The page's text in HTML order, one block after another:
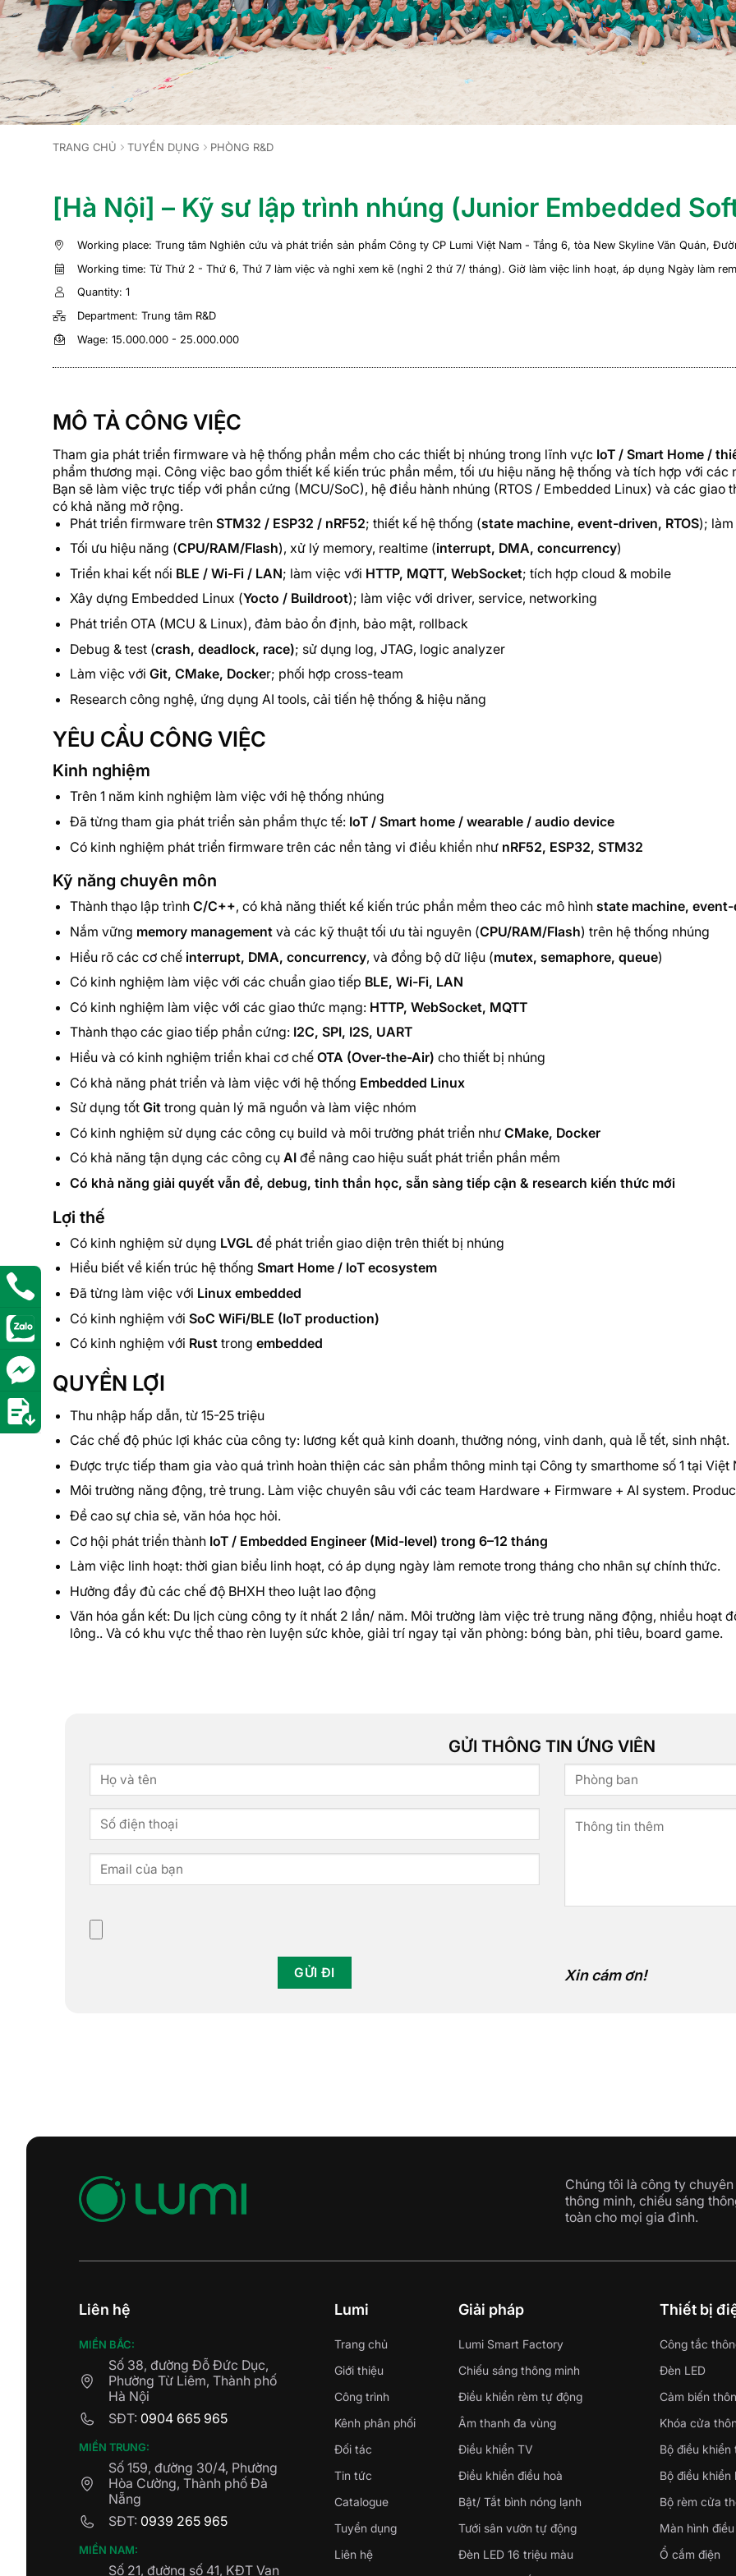
TRANG CHỦ TUYỂN DỤNG PHÒNG R&D
[Hà Nội] – Kỹ sư lập trình nhúng (Junior Embedded
Working place: Trung tâm Nghiên cứu và phát triển sản phẩm Công ty CP Lumi Việt Nam - Tầng 6, tòa New Skyline Văn Quán,
Working time: Từ Thứ 2 - Thứ 6, Thứ 7 làm việc và nghỉ xem kẽ (nghỉ 2 thứ 7/ tháng). Giờ làm việc linh hoạt, áp dụng Ngày làm
Quantity: 1
Department: Trung tâm R&D
Wage: 15.000.000 - 25.000.000
MÔ TẢ CÔNG VIỆC
Tham gia phát triển firmware và hệ thống phần mềm cho các thiết bị nhúng trong lĩnh vực IoT / Smart Home /
phẩm thương mại. Công việc bao gồm thiết kế kiến trúc phần mềm, tối ưu hiệu năng hệ thống và tích hợp với các
Bạn sẽ làm việc trực tiếp với phần cứng (MCU/SoC), hệ điều hành nhúng (RTOS / Embedded Linux) và các
có khả năng mở rộng.
Phát triển firmware trên STM32 / ESP32 / nRF52; thiết kế hệ thống (state machine, event-driven, RTOS);
Tối ưu hiệu năng (CPU/RAM/Flash), xử lý memory, realtime (interrupt, DMA, concurrency)
Triển khai kết nối BLE / Wi-Fi / LAN; làm việc với HTTP, MQTT, WebSocket; tích hợp cloud & mobile
Xây dựng Embedded Linux (Yocto / Buildroot); làm việc với driver, service, networking
Phát triển OTA (MCU & Linux), đảm bảo ổn định, bảo mật, rollback
Debug & test (crash, deadlock, race); sử dụng log, JTAG, logic analyzer
Làm việc với Git, CMake, Docker; phối hợp cross-team
Research công nghệ, ứng dụng AI tools, cải tiến hệ thống & hiệu năng
YÊU CẦU CÔNG VIỆC
Kinh nghiệm
Trên 1 năm kinh nghiệm làm việc với hệ thống nhúng
Đã từng tham gia phát triển sản phẩm thực tế: IoT / Smart home / wearable / audio device
Có kinh nghiệm phát triển firmware trên các nền tảng vi điều khiển như nRF52, ESP32, STM32
Kỹ năng chuyên môn
Thành thạo lập trình C/C++, có khả năng thiết kế kiến trúc phần mềm theo các mô hình state machine,
Nắm vững memory managementvà các kỹ thuật tối ưu tài nguyên (CPU/RAM/Flash) trên hệ thống nhúng
Hiểu rõ các cơ chế interrupt, DMA, concurrency, và đồng bộ dữ liệu (mutex, semaphore, queue)
Có kinh nghiệm làm việc với các chuẩn giao tiếp BLE, Wi-Fi, LAN
Có kinh nghiệm làm việc với các giao thức mạng: HTTP, WebSocket, MQTT
Thành thạo các giao tiếp phần cứng: I2C, SPI, I2S, UART
Hiểu và có kinh nghiệm triển khai cơ chế OTA (Over-the-Air) cho thiết bị nhúng
Có khả năng phát triển và làm việc với hệ thống Embedded Linux
Sử dụng tốt Gittrong quản lý mã nguồn và làm việc nhóm
Có kinh nghiệm sử dụng các công cụ build và môi trường phát triển như CMake, Docker
Có khả năng tận dụng các công cụ AIđể nâng cao hiệu suất phát triển phần mềm
Có khả năng giải quyết vẫn đề, debug, tinh thần học, sẵn sàng tiếp cận & research kiến thức mới
Lợi thế
Có kinh nghiệm sử dụng LVGLđể phát triển giao diện trên thiết bị nhúng
Hiểu biết về kiến trúc hệ thống Smart Home / IoT ecosystem
Đã từng làm việc với Linux embedded
Có kinh nghiệm với SoC WiFi/BLE (IoT production)
Có kinh nghiệm với Rusttrong embedded
QUYỀN LỢI
Thu nhập hấp dẫn, từ 15-25 triệu
Các chế độ phúc lợi khác của công ty: lương kết quả kinh doanh, thưởng nóng, vinh danh, quà lễ tết, sinh nhật.
Được trực tiếp tham gia vào quá trình hoàn thiện các sản phẩm thông minh tại Công ty smarthome số 1 tại Việt
Môi trường năng động, trẻ trung. Làm việc chuyên sâu với các team Hardware + Firmware + AI system.
Đề cao sự chia sẻ, văn hóa học hỏi.
Cơ hội phát triển thành IoT / Embedded Engineer (Mid-level) trong 6–12 tháng
Làm việc linh hoạt: thời gian biểu linh hoạt, có áp dụng ngày làm remote trong tháng cho nhân sự chính thức.
Hưởng đầy đủ các chế độ BHXH theo luật lao động
Văn hóa gắn kết: Du lịch cùng công ty ít nhất 2 lần/ năm. Môi trường làm việc trẻ trung năng động, nhiều hoạt
lông.. Và có khu vực thể thao rèn luyện sức khỏe, giải trí ngay tại văn phòng: bóng bàn, phi tiêu, board game.
GỬI THÔNG TIN ỨNG VIÊN
Xin cám ơn!
Chúng tôi là công ty
thông minh, chiếu sáng
toàn cho mọi gia đình.
Liên hệ
MIỀN BẮC:
Số 38, đường Đỗ Đức Dục,
Phường Từ Liêm, Thành phố
Hà Nội
SĐT: 0904 665 965
MIỀN TRUNG:
Số 159, đường 30/4, Phường
Hòa Cường, Thành phố Đà
Nẵng
SĐT: 0939 265 965
MIỀN NAM:
Số 21, đường số 41, KĐT Vạn
Lumi
Trang chủ
Giới thiệu
Công trình
Kênh phân phối
Đối tác
Tin tức
Catalogue
Tuyển dụng
Liên hệ
Giải pháp
Lumi Smart Factory
Chiếu sáng thông minh
Điều khiển rèm tự động
Âm thanh đa vùng
Điều khiển TV
Điều khiển điều hoà
Bật/ Tắt bình nóng lạnh
Tưới sân vườn tự động
Đèn LED 16 triệu màu
Thiết bị
Công tắc
Đèn LED
Cảm biến
Khóa cửa
Bộ điều khiển
Bộ điều khiển
Bộ rèm cửa
Màn hình
Ổ cắm điện